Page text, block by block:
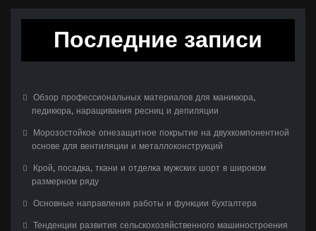
Последние записи
Обзор профессиональных материалов для маникюра,
педикюра, наращивания ресниц и депиляции
Морозостойкое огнезащитное покрытие на двухкомпонентной
основе для вентиляции и металлоконструкций
Крой, посадка, ткани и отделка мужских шорт в широком
размерном ряду
Основные направления работы и функции бухгалтера
Тенденции развития сельскохозяйственного машиностроения